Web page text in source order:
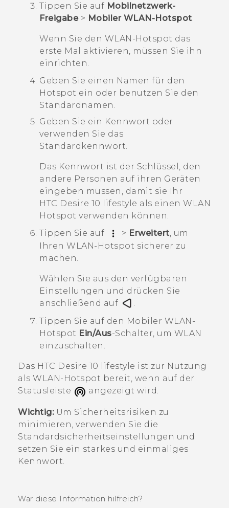
Tippen Sie auf Mobilnetzwerk-
Freigabe> Mobiler WLAN-Hotspot
Wenn Sie den WLAN -Hotspot das
erste Mal aktivieren, müssen Sie ihn
einrichten.
Geben Sie einen Namen für den
Hotspot ein oder benutzen Sie den
Standardnamen.
Geben Sie ein Kennwort oder
verwenden Sie das
Standardkennwort.
Das Kennwort ist der Schlüssel, den
andere Personen auf ihren Geräten
eingeben müssen, damit sie Ihr
HTC Desire 10 lifestyle als einen WLAN
Hotspot verwenden können.
Tippen Sie auf
> Erweitert , um
Ihren WLAN-Hotspot sicherer zu
machen.
Wählen Sie aus den verfügbaren
Einstellungen und drücken Sie
anschließend auf
.
Tippen Sie auf den Mobiler WLAN-
Hotspot Ein/Aus-Schalter, um WLAN
einzuschalten.
Das HTC Desire 10 lifestyle ist zur Nutzung
als WLAN-Hotspot bereit, wenn auf der
Statusleiste
angezeigt wird.
Wichtig:Um Sicherheitsrisiken zu
minimieren, verwenden Sie die
Standardsicherheitseinstellungen und
setzen Sie ein starkes und einmaliges
Kennwort.
War diese Information hilfreich?